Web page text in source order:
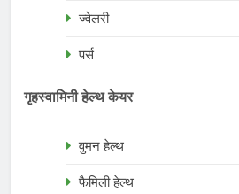
ज्वेलरी
पर्स
गृहस्वामिनी हेल्थ केयर
वुमन हेल्थ
फैमिली हेल्थ